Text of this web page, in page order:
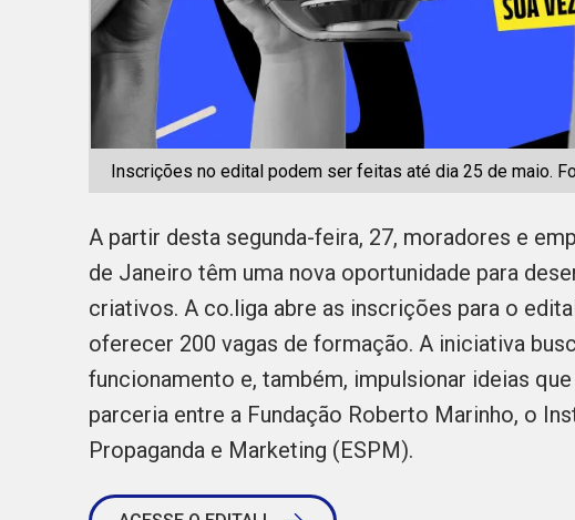
Inscrições no edital podem ser feitas até dia 25 de maio.
A partir desta segunda-feira, 27, moradores e
de Janeiro têm uma nova oportunidade para
criativos. A co.liga abre as inscrições para o edital
oferecer 200 vagas de formação. A iniciativa
funcionamento e, também, impulsionar ideias
parceria entre a Fundação Roberto Marinho, o
Propaganda e Marketing (ESPM).